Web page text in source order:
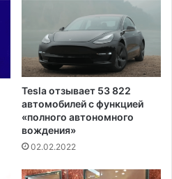
Tesla отзывает 53 822
автомобилей с функцией
«полного автономного
вождения»
02.02.2022